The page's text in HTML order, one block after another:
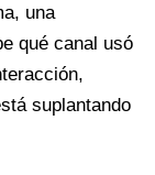
una
qué canal usó
suplantando